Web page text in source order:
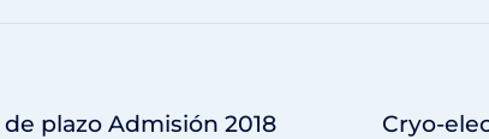
plazo Admisión 2018
Cryo-